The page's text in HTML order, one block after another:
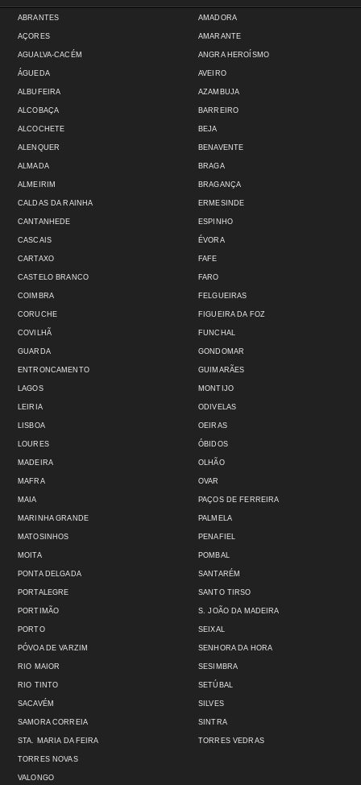
ABRANTES
AÇORES
AGUALVA-CACÉM
ÁGUEDA
ALBUFEIRA
ALCOBAÇA
ALCOCHETE
ALENQUER
ALMADA
ALMEIRIM
AMADORA
AMARANTE
ANGRA HEROÍSMO
AVEIRO
AZAMBUJA
BARREIRO
BEJA
BENAVENTE
BRAGA
BRAGANÇA
CALDAS DA RAINHA
CANTANHEDE
CASCAIS
CARTAXO
CASTELO BRANCO
COIMBRA
CORUCHE
COVILHÃ
GUARDA
ENTRONCAMENTO
ERMESINDE
ESPINHO
ÉVORA
FAFE
FARO
FELGUEIRAS
FIGUEIRA DA FOZ
FUNCHAL
GONDOMAR
GUIMARÃES
LAGOS
LEIRIA
LISBOA
LOURES
MADEIRA
MAFRA
MAIA
MARINHA GRANDE
MATOSINHOS
MOITA
MONTIJO
ODIVELAS
OEIRAS
ÓBIDOS
OLHÃO
OVAR
PAÇOS DE FERREIRA
PALMELA
PENAFIEL
POMBAL
PONTA DELGADA
PORTALEGRE
PORTIMÃO
PORTO
PÓVOA DE VARZIM
RIO MAIOR
RIO TINTO
SACAVÉM
SAMORA CORREIA
STA. MARIA DA FEIRA
SANTARÉM
SANTO TIRSO
S. JOÃO DA MADEIRA
SEIXAL
SENHORA DA HORA
SESIMBRA
SETÚBAL
SILVES
SINTRA
TORRES VEDRAS
TORRES NOVAS
VALONGO